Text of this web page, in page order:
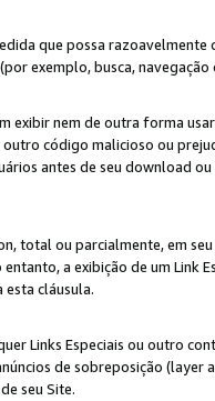
que possa
exemplo, busca,
exibir nem de outra forma
código malicioso ou
antes de seu download
total ou parcialmente, em
a exibição de um Link
cláusula.
Links Especiais ou outro
de sobreposição
seu Site.